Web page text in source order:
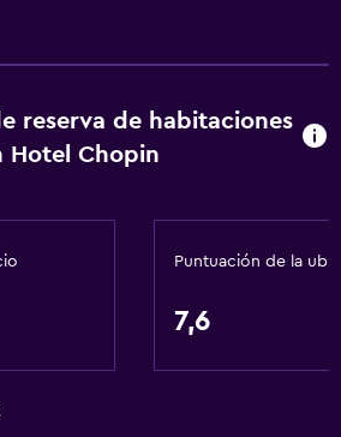
reserva de habitaciones
Hotel Chopin
Puntuación de la
7,6